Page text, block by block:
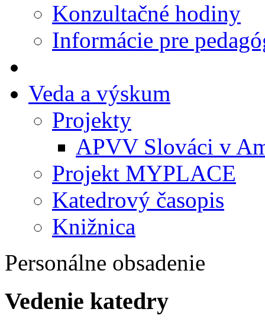
Konzultačné hodiny
Informácie pre
Veda a výskum
Projekty
APVV Slováci v
Projekt MYPLACE
Katedrový časopis
Knižnica
Personálne obsadenie
Vedenie katedry